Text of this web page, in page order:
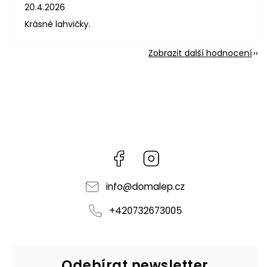
20.4.2026
Krásné lahvičky.
Zobrazit další hodnocení
Facebook
info@domalep.cz
+420732673005